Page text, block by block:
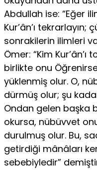
Abdullah ise: “Eğer
Kur’ân’ı
sonrakilerin ilimleri
Ömer: “Kim
birlikte onu
yüklenmiş olur. O,
dürmüş olur; şu
Ondan gelen başka
okursa, nübüvvet
durulmuş olur. Bu,
getirdi­ği mânâları
sebebiyledir”